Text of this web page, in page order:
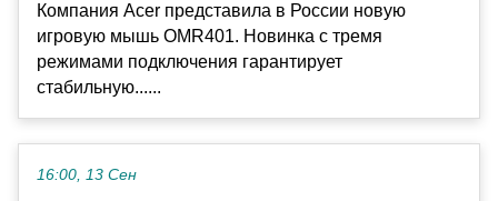
Компания Acer представила в России новую
игровую мышь OMR401. Новинка с тремя
режимами подключения гарантирует
стабильную......
16:00, 13 Сен